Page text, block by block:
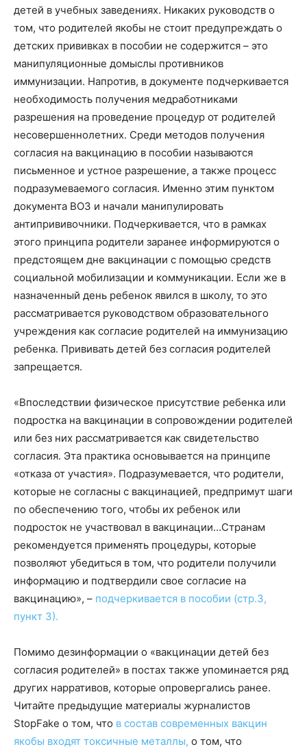
детей в учебных заведениях. Никаких руководств о
том, что родителей якобы не стоит предупреждать о
детских прививках в пособии не содержится – это
манипуляционные домыслы противников
иммунизации. Напротив, в документе подчеркивается
необходимость получения медработниками
разрешения на проведение процедур от родителей
несовершеннолетних. Среди методов получения
согласия на вакцинацию в пособии называются
письменное и устное разрешение, а также процесс
подразумеваемого согласия. Именно этим пунктом
документа ВОЗ и начали манипулировать
антипрививочники. Подчеркивается, что в рамках
этого принципа родители заранее информируются о
предстоящем дне вакцинации с помощью средств
социальной мобилизации и коммуникации. Если же в
назначенный день ребенок явился в школу, то это
рассматривается руководством образовательного
учреждения как согласие родителей на иммунизацию
ребенка. Прививать детей без согласия родителей
запрещается.
«Впоследствии физическое присутствие ребенка или
подростка на вакцинации в сопровождении родителей
или без них рассматривается как свидетельство
согласия. Эта практика основывается на принципе
«отказа от участия». Подразумевается, что родители,
которые не согласны с вакцинацией, предпримут шаги
по обеспечению того, чтобы их ребенок или
подросток не участвовал в вакцинации…Странам
рекомендуется применять процедуры, которые
позволяют убедиться в том, что родители получили
информацию и подтвердили свое согласие на
вакцинацию», – подчеркивается в пособии (стр.3,
пункт 3).
Помимо дезинформации о «вакцинации детей без
согласия родителей» в постах также упоминается ряд
других нарративов, которые опровергались ранее.
Читайте предыдущие материалы журналистов
StopFake о том, что в состав современных вакцин
якобы входят токсичные металлы, о том, что